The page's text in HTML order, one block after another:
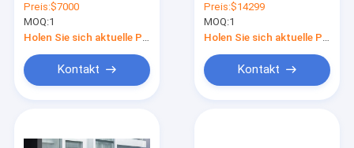
Unternehmen und
garantiertem
Kundendienst
Preis:$7000
MOQ:1
Kontakt
China Neues
Elektrofahrzeug
Preis:$14299
MOQ:1
Kontakt